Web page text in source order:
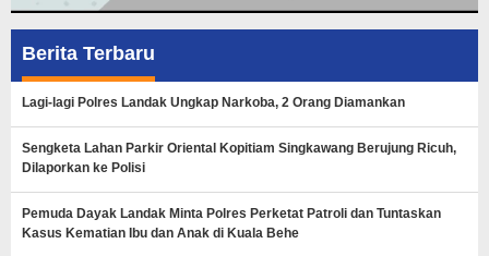
Berita Terbaru
Lagi-lagi Polres Landak Ungkap Narkoba, 2 Orang Diamankan
Sengketa Lahan Parkir Oriental Kopitiam Singkawang Berujung Ricuh,
Dilaporkan ke Polisi
Pemuda Dayak Landak Minta Polres Perketat Patroli dan Tuntaskan
Kasus Kematian Ibu dan Anak di Kuala Behe